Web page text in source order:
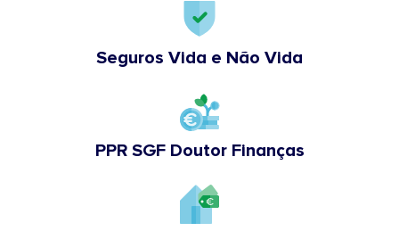
Seguros Vida e Não Vida
PPR SGF Doutor Finanças